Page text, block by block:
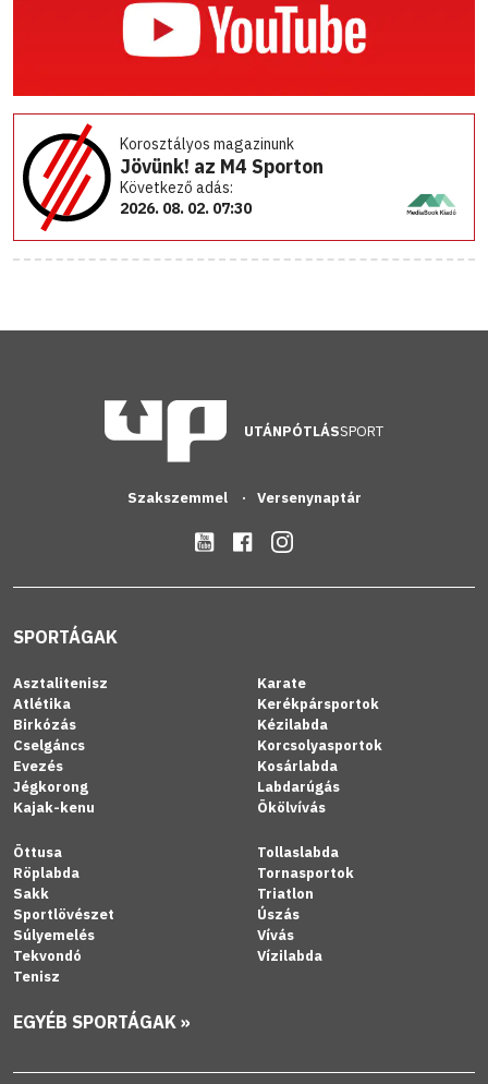
Korosztályos magazinunk
Jövünk! az M4 Sporton
Következő adás:
2026. 08. 02. 07:30
UTÁNPÓTLÁSSPORT
Szakszemmel Versenynaptár
SPORTÁGAK
Asztalitenisz
Atlétika
Birkózás
Cselgáncs
Evezés
Jégkorong
Kajak-kenu
Karate
Kerékpársportok
Kézilabda
Korcsolyasportok
Kosárlabda
Labdarúgás
Ökölvívás
Öttusa
Röplabda
Sakk
Sportlövészet
Súlyemelés
Tekvondó
Tenisz
Tollaslabda
Tornasportok
Triatlon
Úszás
Vívás
Vízilabda
EGYÉB SPORTÁGAK »